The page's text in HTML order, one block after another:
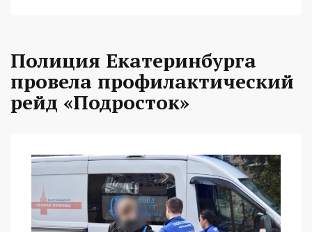
Полиция Екатеринбурга
провела профилактический
рейд «Подросток»